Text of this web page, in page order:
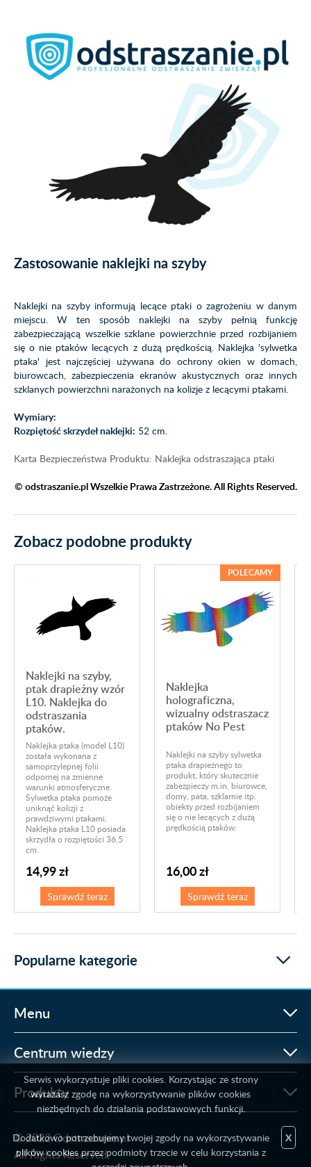
Zastosowanie naklejki na szyby
Naklejki na szyby informują lecące ptaki o zagrożeniu w danym
miejscu. W ten sposób naklejki na szyby pełnią funkcję
zabezpieczającą wszelkie szklane powierzchnie przed rozbijaniem
się o nie ptaków lecących z dużą prędkością. Naklejka 'sylwetka
ptaka' jest najczęściej używana do ochrony okien w domach,
biurowcach, zabezpieczenia ekranów akustycznych oraz innych
szklanych powierzchni narażonych na kolizje z lecącymi ptakami.
Wymiary:
Rozpiętość skrzydeł naklejki: 52 cm.
Karta Bezpieczeństwa Produktu: Naklejka odstraszająca ptaki
© odstraszanie.pl Wszelkie Prawa Zastrzeżone. All Rights Reserved.
Zobacz podobne produkty
Naklejki na szyby,
ptak drapieżny wzór
L10. Naklejka do
odstraszania
ptaków.
Naklejka ptaka (model L10)
została wykonana z
samoprzylepnej folii
odpornej na zmienne
warunki atmosferyczne.
Sylwetka ptaka pomoże
uniknąć kolizji z
prawdziwymi ptakami.
Naklejka ptaka L10 posiada
skrzydła o rozpiętości 36,5
cm.
14,99 zł
Sprawdź teraz
Naklejka
holograficzna,
wizualny odstraszacz
ptaków No Pest
POLECAMY
Naklejki na szyby sylwetka
ptaka drapieżnego to
produkt, który skutecznie
zabezpieczy m.in. biurowce,
domy, pata, szklarnie itp.
obiekty przed rozbijaniem
się o nie lecących z dużą
prędkością ptaków.
16,00 zł
Sprawdź teraz
Popularne kategorie
Menu
Centrum wiedzy
Produkty
© 2022 Odstraszanie.pl
All Rights Reserved.
Serwis wykorzystuje pliki cookies. Korzystając ze strony
wyrażasz zgodę na wykorzystywanie plików cookies
niezbędnych do działania podstawowych funkcji.
Dodatkowo potrzebujemy twojej zgody na wykorzystywanie
plików cookies przez podmioty trzecie w celu korzystania z
X